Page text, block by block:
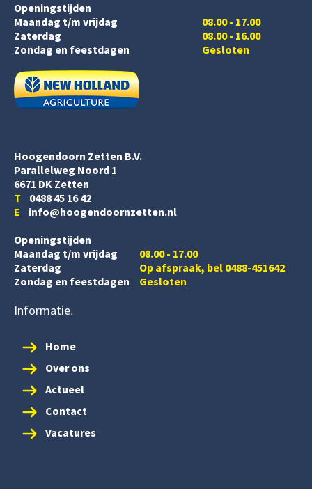
Openingstijden
Maandag t/m vrijdag
Zaterdag
08.00 - 17.00
08.00 - 16.00
Zondag en feestdagen
Gesloten
Hoogendoorn Zetten B.V.
Parallelweg Noord 1
6671 DK Zetten
T 0488 45 16 42
E info@hoogendoornzetten.nl
Openingstijden
Maandag t/m vrijdag
08.00 - 17.00
Zaterdag
Op afspraak, bel 0488-451642
Zondag en feestdagen
Gesloten
Informatie
Home
Over ons
Actueel
Contact
Vacatures